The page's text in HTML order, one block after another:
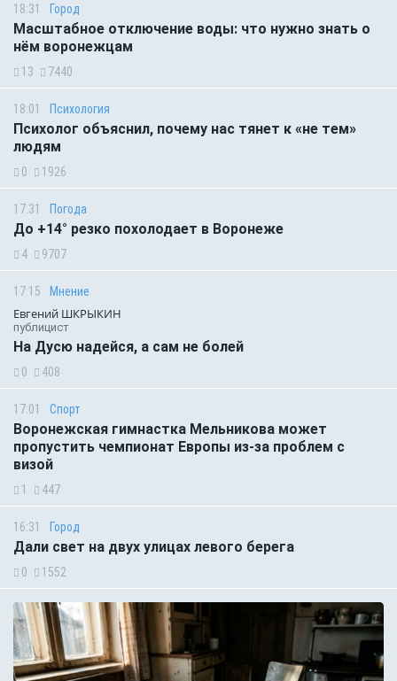
18:31 Город
Масштабное отключение воды: что нужно знать о
нём воронежцам
13 7440
18:01 Психология
Психолог объяснил, почему нас тянет к «не тем»
людям
0 1926
17:31 Погода
До +14° резко похолодает в Воронеже
4 9707
17:15 Мнение
Евгений ШКРЫКИН
публицист
На Дусю надейся, а сам не болей
0 408
17:01 Спорт
Воронежская гимнастка Мельникова может
пропустить чемпионат Европы из-за проблем с
визой
1 447
16:31 Город
Дали свет на двух улицах левого берега
0 1552